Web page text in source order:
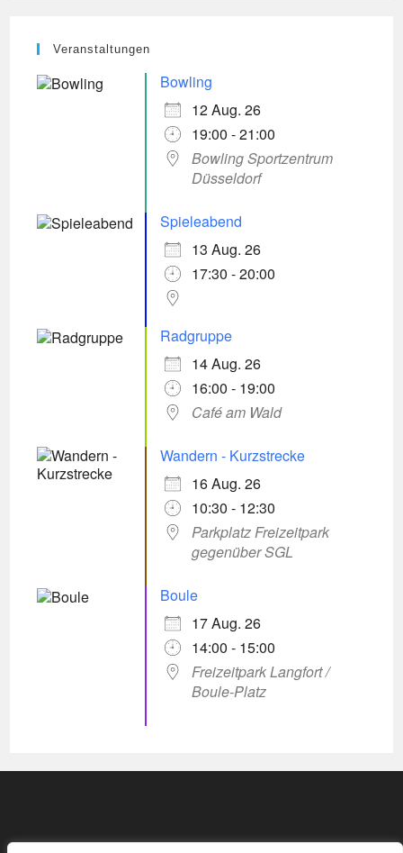
Veranstaltungen
Bowling
12 Aug. 26
19:00 - 21:00
Bowling Sportzentrum
Düsseldorf
Spieleabend
13 Aug. 26
17:30 - 20:00
Radgruppe
14 Aug. 26
16:00 - 19:00
Café am Wald
Wandern - Kurzstrecke
16 Aug. 26
10:30 - 12:30
Parkplatz Freizeitpark
gegenüber SGL
Boule
17 Aug. 26
14:00 - 15:00
Freizeitpark Langfort /
Boule-Platz